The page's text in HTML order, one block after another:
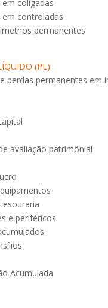
coligadas
em controladas
permanentes
(PL)
perdas permanentes em
avaliação patrimônial
e periféricos
Acumulada